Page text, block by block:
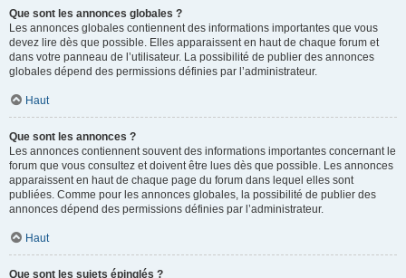
Que sont les annonces globales ?
Les annonces globales contiennent des informations importantes que vous
devez lire dès que possible. Elles apparaissent en haut de chaque forum et
dans votre panneau de l’utilisateur. La possibilité de publier des annonces
globales dépend des permissions définies par l’administrateur.
Haut
Que sont les annonces ?
Les annonces contiennent souvent des informations importantes concernant le
forum que vous consultez et doivent être lues dès que possible. Les annonces
apparaissent en haut de chaque page du forum dans lequel elles sont
publiées. Comme pour les annonces globales, la possibilité de publier des
annonces dépend des permissions définies par l’administrateur.
Haut
Que sont les sujets épinglés ?